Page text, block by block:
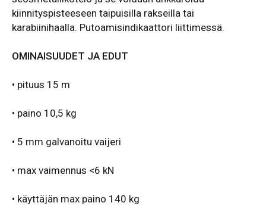
kiinnityspisteeseen taipuisilla rakseilla tai
karabiinihaalla. Putoamisindikaattori liittimessä.
OMINAISUUDET JA EDUT
• pituus 15 m
• paino 10,5 kg
• 5 mm galvanoitu vaijeri
• max vaimennus <6 kN
• käyttäjän max paino 140 kg